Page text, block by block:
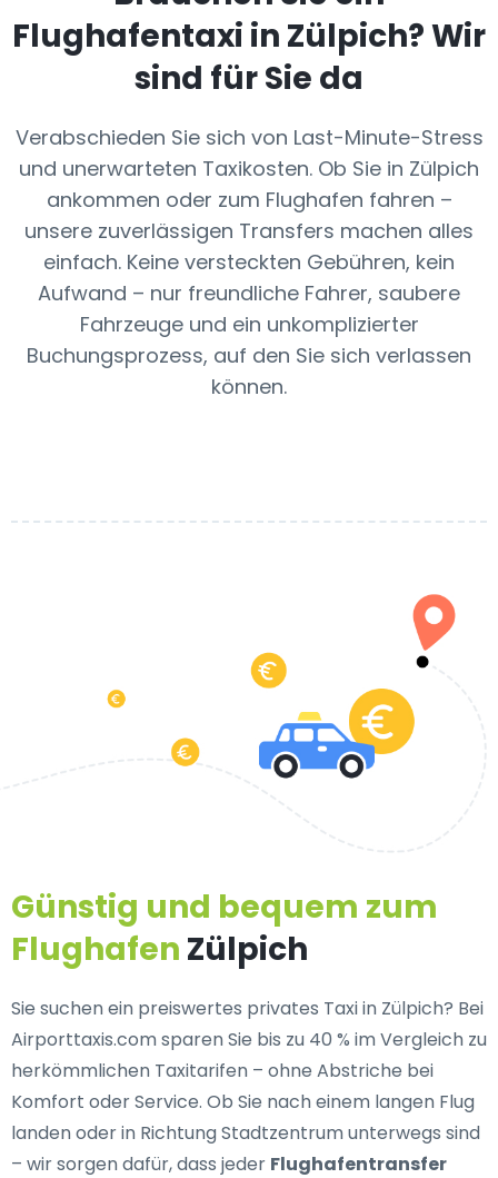
Flughafentaxi in Zülpich? Wir
sind für Sie da
Verabschieden Sie sich von Last-Minute-Stress
und unerwarteten Taxikosten. Ob Sie in Zülpich
ankommen oder zum Flughafen fahren –
unsere zuverlässigen Transfers machen alles
einfach. Keine versteckten Gebühren, kein
Aufwand – nur freundliche Fahrer, saubere
Fahrzeuge und ein unkomplizierter
Buchungsprozess, auf den Sie sich verlassen
können.
Günstig und bequem zum
Flughafen Zülpich
Sie suchen ein preiswertes privates Taxi in Zülpich? Bei
Airporttaxis.com sparen Sie bis zu 40 % im Vergleich zu
herkömmlichen Taxitarifen – ohne Abstriche bei
Komfort oder Service. Ob Sie nach einem langen Flug
landen oder in Richtung Stadtzentrum unterwegs sind
– wir sorgen dafür, dass jeder Flughafentransfer